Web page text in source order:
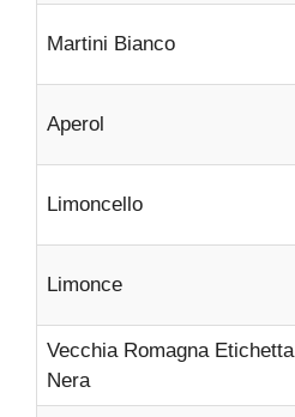
Martini Bianco
Aperol
Limoncello
Limonce
Vecchia Romagna Etichetta
Nera